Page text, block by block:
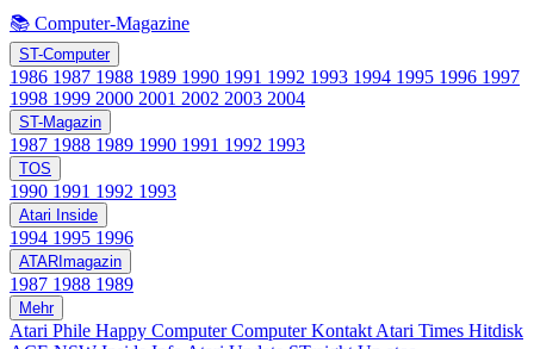
📚 Computer-Magazine
ST-Computer
1986 1987 1988 1989 1990 1991 1992 1993 1994 1995 1996 1997
1998 1999 2000 2001 2002 2003 2004
ST-Magazin
1987 1988 1989 1990 1991 1992 1993
TOS
1990 1991 1992 1993
Atari Inside
1994 1995 1996
ATARImagazin
1987 1988 1989
Mehr
Atari Phile Happy ComputerComputer Kontakt Atari Times Hitdisk